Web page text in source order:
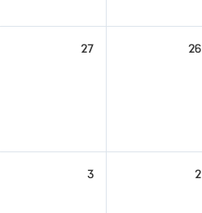
26
27
2
3